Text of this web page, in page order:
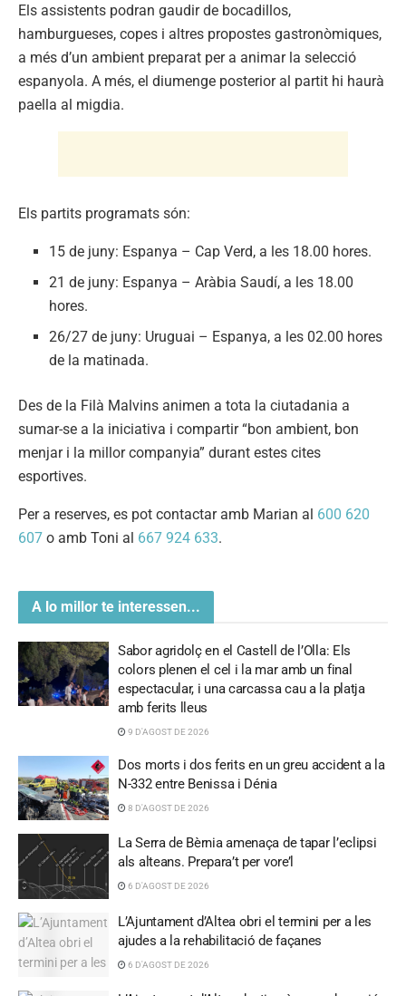
Els assistents podran gaudir de bocadillos,
hamburgueses, copes i altres propostes gastronòmiques,
a més d’un ambient preparat per a animar la selecció
espanyola. A més, el diumenge posterior al partit hi haurà
paella al migdia.
Els partits programats són:
15 de juny: Espanya – Cap Verd, a les 18.00 hores.
21 de juny: Espanya – Aràbia Saudí, a les 18.00
hores.
26/27 de juny: Uruguai – Espanya, a les 02.00 hores
de la matinada.
Des de la Filà Malvins animen a tota la ciutadania a
sumar-se a la iniciativa i compartir “bon ambient, bon
menjar i la millor companyia” durant estes cites
esportives.
Per a reserves, es pot contactar amb Marian al 600 620
607 o amb Toni al 667 924 633.
A lo millor te interessen...
Sabor agridolç en el Castell de l’Olla: Els
colors plenen el cel i la mar amb un final
espectacular, i una carcassa cau a la platja
amb ferits lleus
9 D'AGOST DE 2026
Dos morts i dos ferits en un greu accident a la
N-332 entre Benissa i Dénia
8 D'AGOST DE 2026
La Serra de Bèrnia amenaça de tapar l’eclipsi
als alteans. Prepara’t per vore’l
6 D'AGOST DE 2026
L’Ajuntament d’Altea obri el termini per a les
ajudes a la rehabilitació de façanes
6 D'AGOST DE 2026